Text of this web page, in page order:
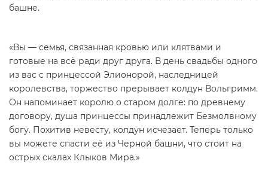
башне.
«Вы — семья, связанная кровью или клятвами и
готовые на всё ради друг друга. В день свадьбы одного
из вас с принцессой Элионорой, наследницей
королевства, торжество прерывает колдун Вольгримм.
Он напоминает королю о старом долге: по древнему
договору, душа принцессы принадлежит Безмолвному
богу. Похитив невесту, колдун исчезает. Теперь только
вы можете спасти её из Черной башни, что стоит на
острых скалах Клыков Мира.»